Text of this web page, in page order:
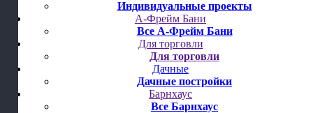
Индивидуальные проекты
А-Фрейм Бани
Все А-Фрейм Бани
Для торговли
Для торговли
Дачные
Дачные постройки
Барнхаус
Все Барнхаус